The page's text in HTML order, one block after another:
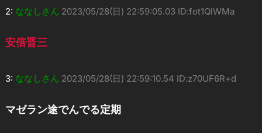
2: ななしさん 2023/05/28(日) 22:59:05.03 ID:fot1QlWMa
安倍晋三
3: ななしさん 2023/05/28(日) 22:59:10.54 ID:z70UF6R+d
マゼラン途でんでる定期